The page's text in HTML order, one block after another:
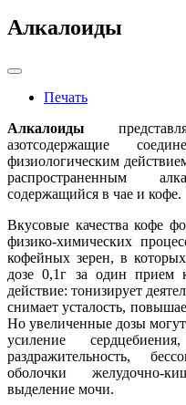
Алкалоиды
Печать
Алкалоиды
азотсодержащие
физиологическим
распространенным
содержащийся в чае и кофе.
Вкусовые качества кофе
физико-химических
кофейных зерен, в
дозе 0,1г за один прием
действие: тонизирует
снимает усталость,
Но увеличенные дозы
усиление
раздражительность,
оболочки желудочно-
выделение мочи.